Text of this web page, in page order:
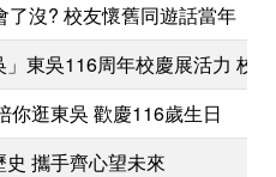
了沒? 校友懷舊同遊話當年
」東吳116周年校慶展活力 校
你逛東吳 歡慶116歲生日
攜手齊心望未來